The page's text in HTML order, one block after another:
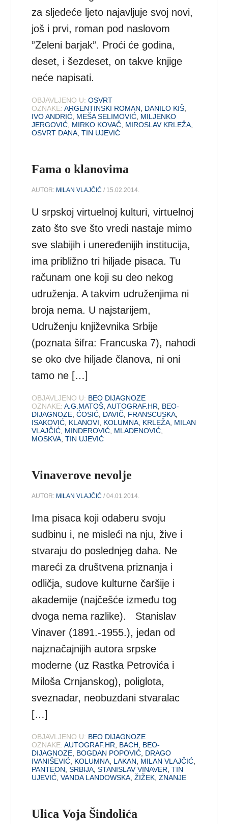
za sljedeće ljeto najavljuje svoj novi,
još i prvi, roman pod naslovom
”Zeleni barjak”. Proći će godina,
deset, i šezdeset, on takve knjige
neće napisati.
OBJAVLJENO U: OSVRT
OZNAKE: ARGENTINSKI ROMAN DANILO KIŠ
IVO ANDRIĆ MEŠA SELIMOVIĆ MILJENKO
JERGOVIĆ MIRKO KOVAČ MIROSLAV KRLEŽA
OSVRT DANA ,TIN UJEVIĆ
Fama o klanovima
AUTOR: MILAN VLAJČIĆ / 15.02.2014.
U srpskoj virtuelnoj kulturi, virtuelnoj
zato što sve što vredi nastaje mimo
sve slabijih i uneređenijih institucija,
ima približno tri hiljade pisaca. Tu
računam one koji su deo nekog
udruženja. A takvim udruženjima ni
broja nema. U najstarijem,
Udruženju književnika Srbije
(poznata šifra: Francuska 7), nahodi
se oko dve hiljade članova, ni oni
tamo ne […]
OBJAVLJENO U: BEO DIJAGNOZE
OZNAKE: A.G.MATOŠ ,AUTOGRAF.HR
BEO-
DIJAGNOZE ,ĆOSIĆ DAVIČ FRANSCUSKA
ISAKOVIĆ KLANOVI KOLUMNA KRLEŽA MILAN
VLAJČIĆ MINDEROVIĆ MLADENOVIĆ
MOSKVA ,TIN UJEVIĆ
Vinaverove nevolje
AUTOR: MILAN VLAJČIĆ / 04.01.2014.
Ima pisaca koji odaberu svoju
sudbinu i, ne misleći na nju, žive i
stvaraju do poslednjeg daha. Ne
mareći za društvena priznanja i
odličja, sudove kulturne čaršije i
akademije (najčešće između tog
dvoga nema razlike). Stanislav
Vinaver (1891.-1955.), jedan od
najznačajnijih autora srpske
moderne (uz Rastka Petrovića i
Miloša Crnjanskog), poliglota,
sveznadar, neobuzdani stvaralac
[…]
OBJAVLJENO U: BEO DIJAGNOZE
OZNAKE: AUTOGRAF.HR BACH
BEO-
DIJAGNOZE BOGDAN POPOVIĆ DRAGO
IVANIŠEVIĆ KOLUMNA LAKAN MILAN VLAJČIĆ
PANTEON ,SRBIJA ,STANISLAV VINAVER ,TIN
UJEVIĆ ,VANDA LANDOWSKA ,ŽIŽEK ,ZNANJE
Ulica Voja Šindolića